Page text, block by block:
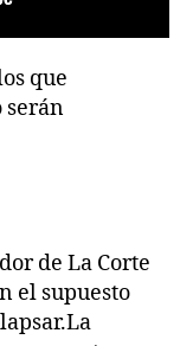
que
serán
de La Corte
el supuesto